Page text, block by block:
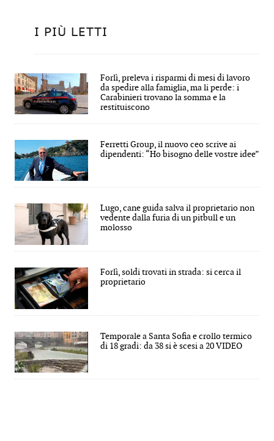
I PIÙ LETTI
Forlì, preleva i risparmi di mesi di lavoro
da spedire alla famiglia, ma li perde: i
Carabinieri trovano la somma e la
restituiscono
Ferretti Group, il nuovo ceo scrive ai
dipendenti: “Ho bisogno delle vostre idee”
Lugo, cane guida salva il proprietario non
vedente dalla furia di un pitbull e un
molosso
Forlì, soldi trovati in strada: si cerca il
proprietario
Temporale a Santa Sofia e crollo termico
di 18 gradi: da 38 si è scesi a 20 VIDEO